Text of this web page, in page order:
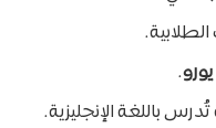
.
باللغة الإنجليزية.